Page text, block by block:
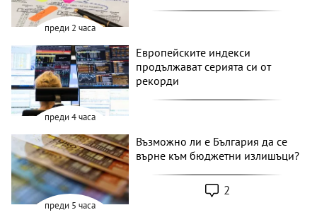
преди 2 часа
преди 4 часа
Европейските индекси
продължават серията си от
рекорди
преди 5 часа
Възможно ли е България да се
върне към бюджетни излишъци?
2